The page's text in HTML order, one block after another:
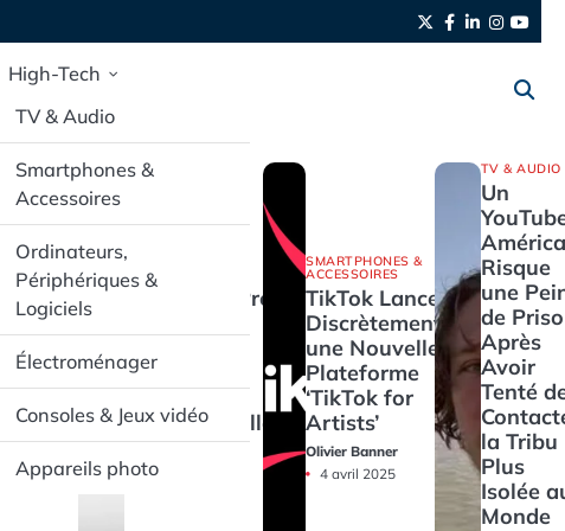
Twitter
Facebook
LinkedIn
High-Tech
TV & Audio
Smartphones &
Accessoires
Ordinateurs,
Périphériques &
Logiciels
Électroménager
Consoles & Jeux vidéo
Appareils photo
SMARTPHONES &
ACCESSOIRES
Pixel Buds Pro
Gamme en
Promotion
Exceptionnelle
4 avril 2025
SMARTPHONES &
ACCESSOIRES
TikTok Lance
Discrètement
une Nouvelle
Plateforme
‘TikTok for
Artists’
Olivier Banner
4 avril 2025
TV & AUDIO
Un
Risque
une
de
Après
Avoir
Tenté
la Tribu
Plus
Isolée
Monde